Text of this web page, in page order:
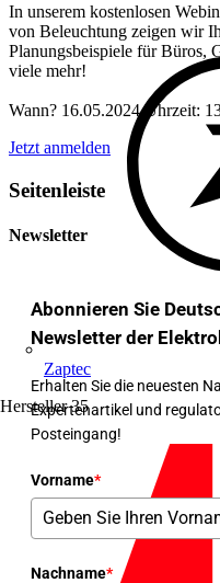
Zaptec
Hersteller 35
In unserem kostenlosen
von Beleuchtung zeigen wir
Planungsbeispiele für Büros,
viele mehr!
Wann? 16.05.2024 Uhrzeit:
Jetzt anmelden
Seitenleiste
Newsletter
Abonnieren Sie
Newsletter der
Erhalten Sie die neuesten
Expertenartikel und
Posteingang!
Vorname*
Nachname*